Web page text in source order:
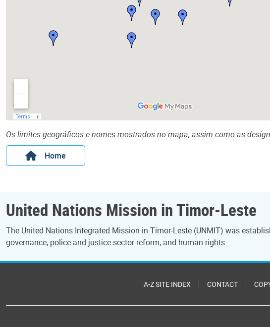
Os limites geográficos e nomes mostrados no mapa, assim como as
Home
United Nations Mission in Timor-Leste
The United Nations Integrated Mission in Timor-Leste (UNMIT) was
governance, police and justice sector reform, and human rights.
A-Z SITE INDEX CONTACT